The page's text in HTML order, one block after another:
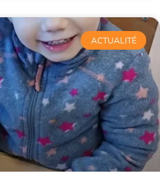
ACTUALITÉ